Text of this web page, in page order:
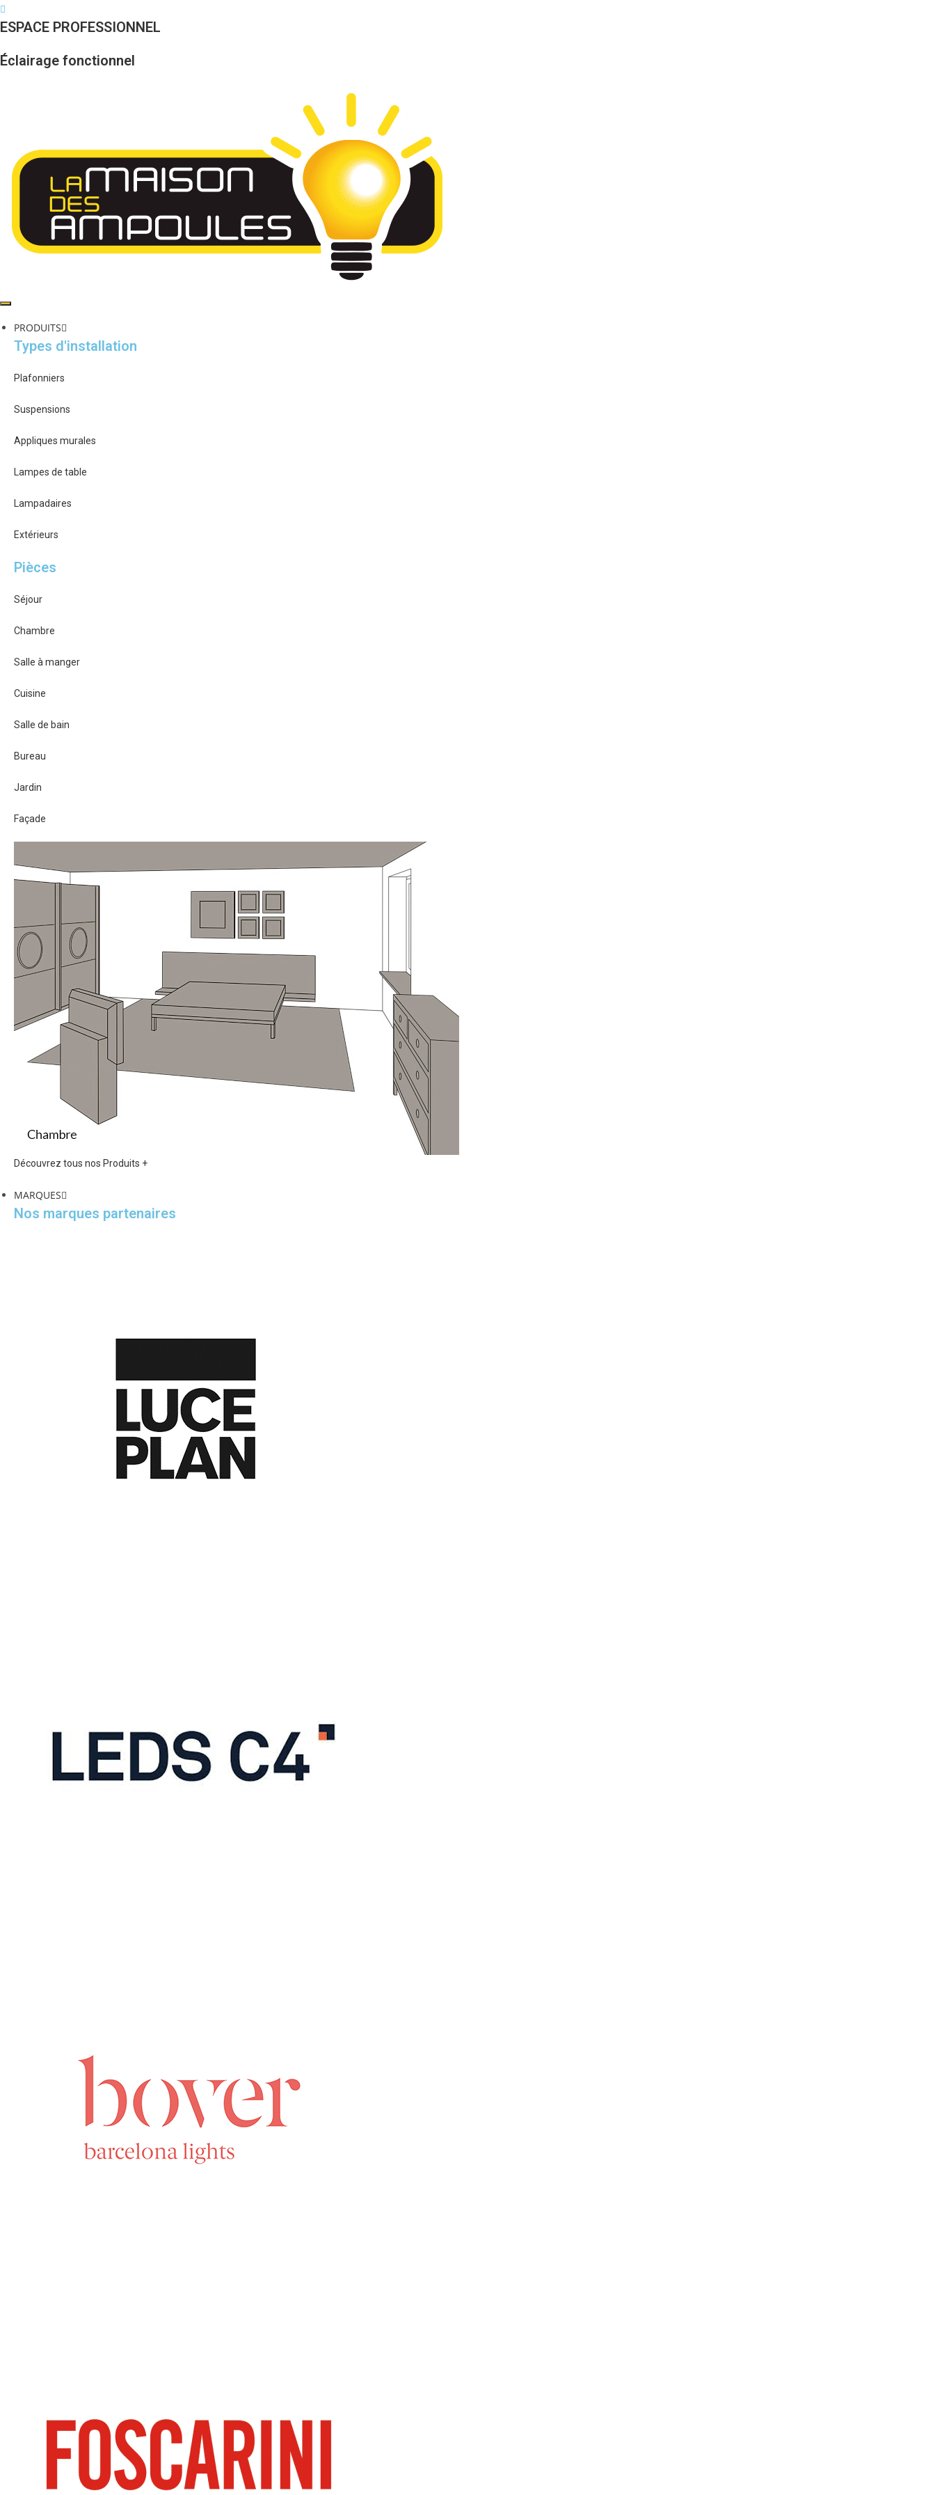
Skip
to
ESPACE PROFESSIONNEL
Éclairage fonctionnel
PRODUITS
Types d'installation
Plafonniers
Suspensions
Appliques murales
Lampes de table
Lampadaires
Extérieurs
Pièces
Séjour
Chambre
Salle à manger
Cuisine
Salle de bain
Bureau
Jardin
Façade
Découvrez tous nos Produits +
MARQUES
Nos marques partenaires